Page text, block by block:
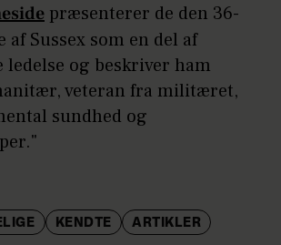
præsenterer de den 36-
af Sussex som en del af
ledelse og beskriver ham
veteran fra militæret,
sundhed og
KENDTE ARTIKLER